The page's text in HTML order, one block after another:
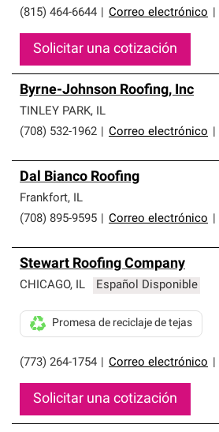
(815) 464-6644 Correo electrónico
Solicitar una cotización
Byrne-Johnson Roofing, Inc
TINLEY PARK, IL
(708) 532-1962
Correo electrónico
Dal Bianco Roofing
Frankfort, IL
(708) 895-9595
Correo electrónico
Stewart Roofing Company
CHICAGO, IL Español Disponible
(773) 264-1754 Correo electrónico
Promesa de reciclaje de tejas
Solicitar una cotización